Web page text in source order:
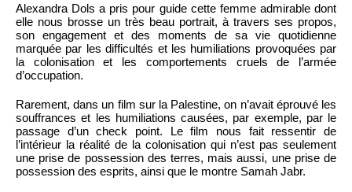
Alexandra Dols a pris pour guide cette femme admirable dont
elle nous brosse un très beau portrait, à travers ses propos,
son engagement et des moments de sa vie quotidienne
marquée par les difficultés et les humiliations provoquées par
la colonisation et les comportements cruels de l’armée
d’occupation.
Rarement, dans un film sur la Palestine, on n’avait éprouvé les
souffrances et les humiliations causées, par exemple, par le
passage d’un check point. Le film nous fait ressentir de
l’intérieur la réalité de la colonisation qui n’est pas seulement
une prise de possession des terres, mais aussi, une prise de
possession des esprits, ainsi que le montre Samah Jabr.